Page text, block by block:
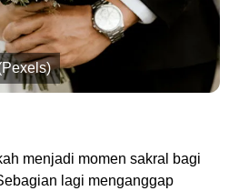
menjadi momen sakral bagi
lagi menganggap